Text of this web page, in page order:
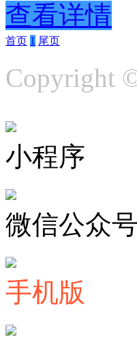
查看详情
首页 1 尾页
Copyright
小程序
微信公众号
手机版